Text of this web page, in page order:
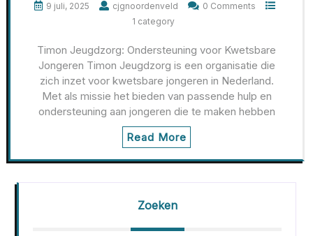
9 juli, 2025 cjgnoordenveld
0 Comments
1 category
Timon Jeugdzorg: Ondersteuning voor Kwetsbare
Jongeren Timon Jeugdzorg is een organisatie die
zich inzet voor kwetsbare jongeren in Nederland.
Met als missie het bieden van passende hulp en
ondersteuning aan jongeren die te maken hebben
Read More
Zoeken